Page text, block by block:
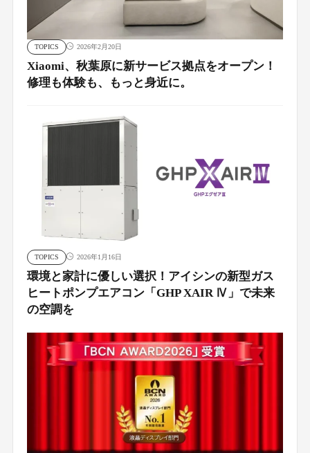
TOPICS 2026年2月20日
Xiaomi、秋葉原に新サービス拠点をオープン！
修理も体験も、もっと身近に。
TOPICS 2026年1月16日
環境と家計に優しい選択！アイシンの新型ガス
ヒートポンプエアコン「GHP XAIR Ⅳ」で未来
の空調を